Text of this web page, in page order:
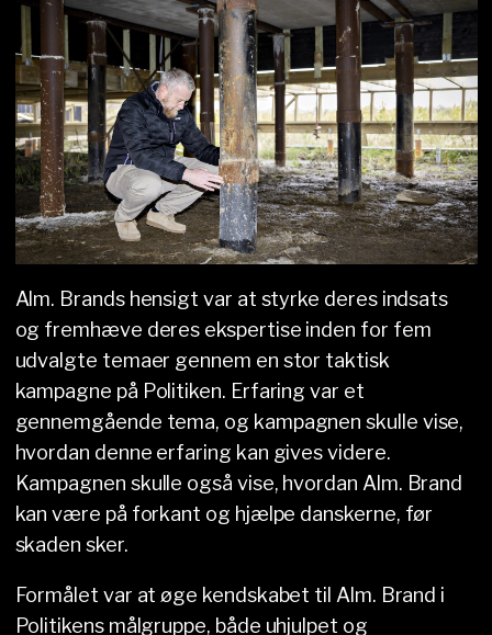
Alm. Brands hensigt var at styrke deres indsats
og fremhæve deres ekspertise inden for fem
udvalgte temaer gennem en stor taktisk
kampagne på Politiken. Erfaring var et
gennemgående tema, og kampagnen skulle vise,
hvordan denne erfaring kan gives videre.
Kampagnen skulle også vise, hvordan Alm. Brand
kan være på forkant og hjælpe danskerne, før
skaden sker.
Formålet var at øge kendskabet til Alm. Brand i
Politikens målgruppe, både uhjulpet og